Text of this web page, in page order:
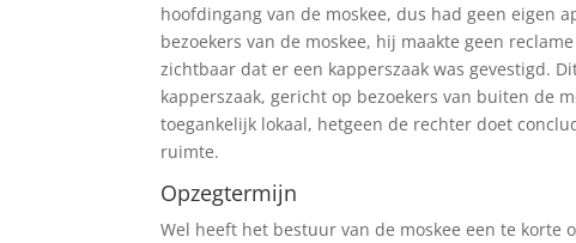
hoofdingang van de moskee, dus had geen eigen
bezoekers van de moskee, hij maakte geen
zichtbaar dat er een kapperszaak was gevestigd.
kapperszaak, gericht op bezoekers van buiten de
toegankelijk lokaal, hetgeen de rechter doet
ruimte.
Opzegtermijn
Wel heeft het bestuur van de moskee een te